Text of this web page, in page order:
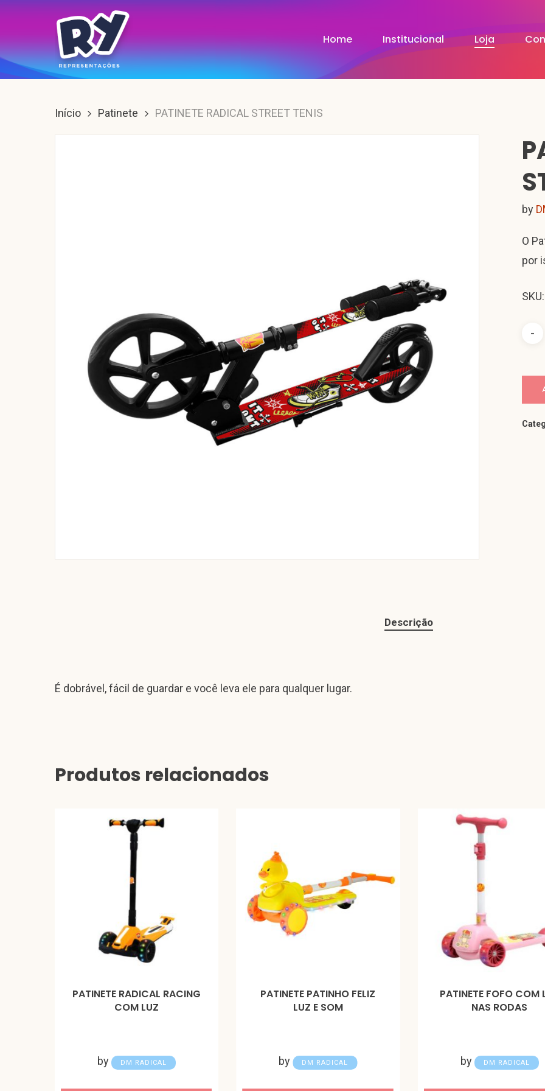
Skip
main
content
Home Institucional Loja
Início Patinete PATINETE RADICAL STREET TENIS
by
O
por
Descrição
É dobrável, fácil de guardar e você leva ele para qualquer lugar.
Produtos relacionados
PATINETE RADICAL RACING
COM LUZ
by DM RADICAL
PATINETE PATINHO FELIZ
LUZ E SOM
by DM RADICAL
PATINETE FOFO COM
NAS RODAS
by DM RADICAL